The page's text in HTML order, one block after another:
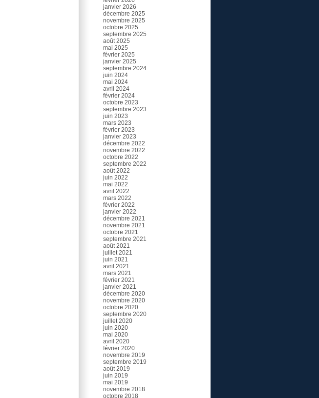
janvier 2026
décembre 2025
novembre 2025
octobre 2025
septembre 2025
août 2025
mai 2025
février 2025
janvier 2025
septembre 2024
juin 2024
mai 2024
avril 2024
février 2024
octobre 2023
septembre 2023
juin 2023
mars 2023
février 2023
janvier 2023
décembre 2022
novembre 2022
octobre 2022
septembre 2022
août 2022
juin 2022
mai 2022
avril 2022
mars 2022
février 2022
janvier 2022
décembre 2021
novembre 2021
octobre 2021
septembre 2021
août 2021
juillet 2021
juin 2021
avril 2021
mars 2021
février 2021
janvier 2021
décembre 2020
novembre 2020
octobre 2020
septembre 2020
juillet 2020
juin 2020
mai 2020
avril 2020
février 2020
novembre 2019
septembre 2019
août 2019
juin 2019
mai 2019
novembre 2018
octobre 2018